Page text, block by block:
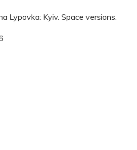
Lypovka: Kyiv. Space versions.